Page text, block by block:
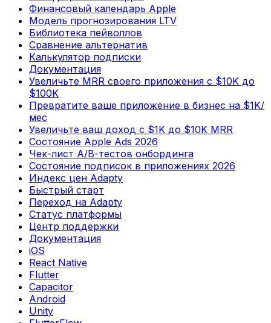
Финансовый календарь Apple
Модель прогнозирования LTV
Библиотека пейволлов
Сравнение альтернатив
Калькулятор подписки
Документация
Увеличьте MRR своего приложения с $10K до
$100K
Превратите ваше приложение в бизнес на $1K/
мес
Увеличьте ваш доход с $1K до $10K MRR
Состояние Apple Ads 2026
Чек-лист А/В-тестов онбординга
Состояние подписок в приложениях 2026
Индекс цен Adapty
Быстрый старт
Переход на Adapty
Статус платформы
Центр поддержки
Документация
iOS
React Native
Flutter
Capacitor
Android
Unity